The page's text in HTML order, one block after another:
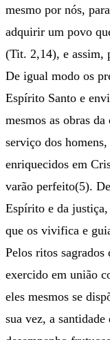
mesmo por nós,
adquirir um povo
(Tit. 2,14), e assim,
De igual modo os
Espírito Santo e
mesmos as obras
serviço dos
enriquecidos em
varão perfeito(5).
Espírito e da
que os vivifica e
Pelos ritos
exercido em união
eles mesmos se
sua vez, a